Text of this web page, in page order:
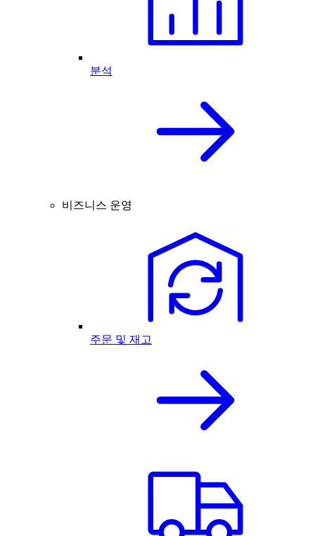
분석
비즈니스 운영
주문 및 재고